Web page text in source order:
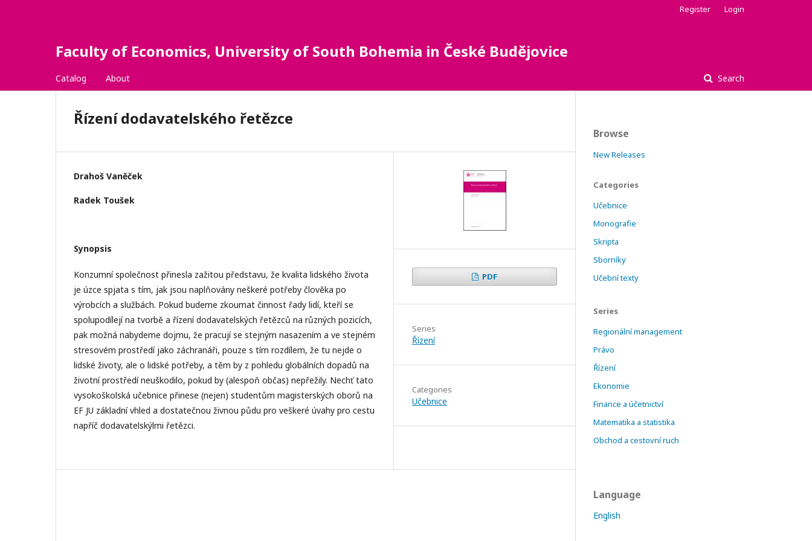
Faculty of Economics, University of South Bohemia in České Budějovice
Catalog About Search
Register Login
Řízení dodavatelského řetězce
Drahoš Vaněček
Radek Toušek
Synopsis
Konzumní společnost přinesla zažitou představu, že kvalita lidského života
je úzce spjata s tím, jak jsou naplňovány neškeré potřeby člověka po
výrobcích a službách. Pokud budeme zkoumat činnost řady lidí, kteří se
spolupodílejí na tvorbě a řízení dodavatelských řetězců na různých pozicích,
pak možná nabydeme dojmu, že pracují se stejným nasazením a ve stejném
stresovém prostředí jako záchranáři, pouze s tím rozdílem, že tu nejde o
lidské životy, ale o lidské potřeby, a těm by z pohledu globálních dopadů na
životní prostředí neuškodilo, pokud by (alespoň občas) nepřežily. Nechť tato
vysokoškolská učebnice přinese (nejen) studentům magisterských oborů na
EF JU základní vhled a dostatečnou živnou půdu pro veškeré úvahy pro cestu
napříč dodavatelskýlmi řetězci.
PDF
Series
Řízení
Categories
Učebnice
Browse
New Releases
Categories
Učebnice
Monografie
Skripta
Sborníky
Učební texty
Series
Regionální management
Právo
Řízení
Ekonomie
Finance a účetnictví
Matematika a statistika
Obchod a cestovní ruch
Language
English